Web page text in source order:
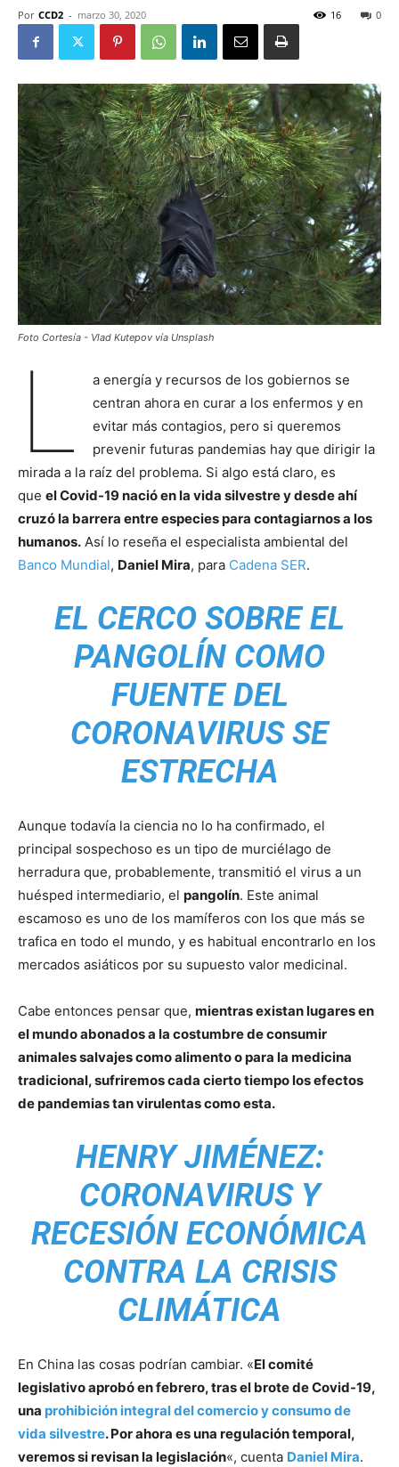
Por CCD2 - marzo 30, 2020 0
16
Foto Cortesía - Vlad Kutepov vía Unsplash
L
a energía y recursos de los gobiernos se
centran ahora en curar a los enfermos y en
evitar más contagios, pero si queremos
prevenir futuras pandemias hay que dirigir la
mirada a la raíz del problema. Si algo está claro, es
que el Covid-19 nació en la vida silvestre y desde ahí
cruzó la barrera entre especies para contagiarnos a los
humanos. Así lo reseña el especialista ambiental del
Banco Mundial, Daniel Mira, para Cadena SER.
EL CERCO SOBRE EL
PANGOLÍN COMO
FUENTE DEL
CORONAVIRUS SE
ESTRECHA
Aunque todavía la ciencia no lo ha confirmado, el
principal sospechoso es un tipo de murciélago de
herradura que, probablemente, transmitió el virus a un
huésped intermediario, el pangolín. Este animal
escamoso es uno de los mamíferos con los que más se
trafica en todo el mundo, y es habitual encontrarlo en los
mercados asiáticos por su supuesto valor medicinal.
Cabe entonces pensar que, mientras existan lugares en
el mundo abonados a la costumbre de consumir
animales salvajes como alimento o para la medicina
tradicional, sufriremos cada cierto tiempo los efectos
de pandemias tan virulentas como esta.
HENRY JIMÉNEZ:
CORONAVIRUS Y
RECESIÓN ECONÓMICA
CONTRA LA CRISIS
CLIMÁTICA
En China las cosas podrían cambiar. «El comité
legislativo aprobó en febrero, tras el brote de Covid-19,
una prohibición integral del comercio y consumo de
vida silvestre. Por ahora es una regulación temporal,
veremos si revisan la legislación«, cuenta Daniel Mira.